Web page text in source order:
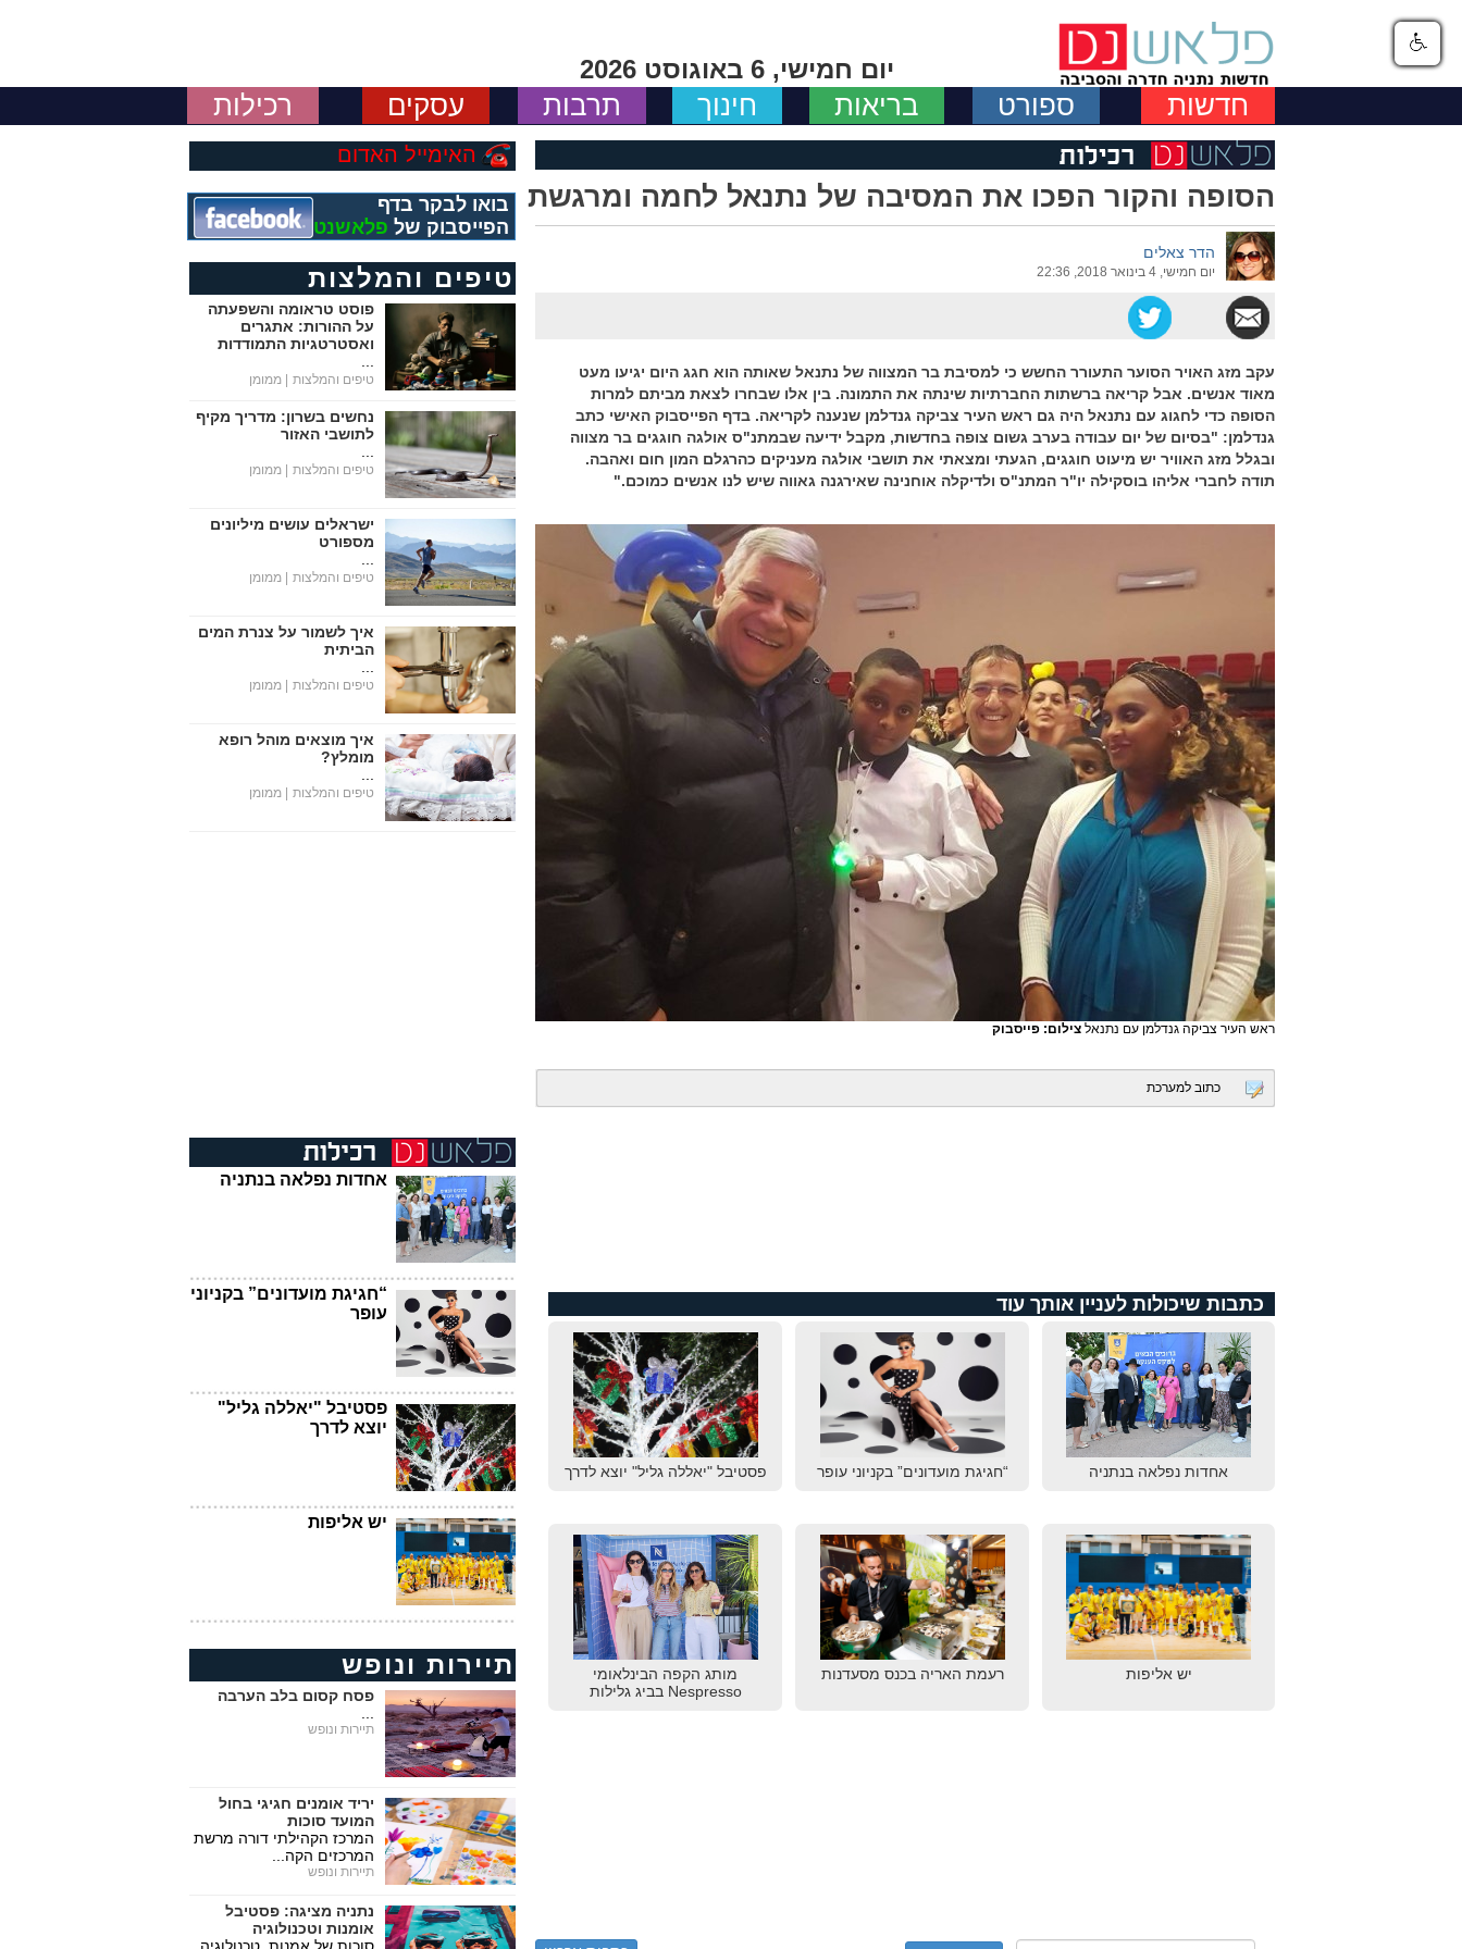
יום חמישי, 6 באוגוסט 2026
חדשות ספורט בריאות חינוך תרבות עסקים רכילות
הסופה והקור הפכו את המסיבה של נתנאל לחמה ומרגשת
הדר צאלים
יום חמישי, 4 בינואר 2018, 22:36
עקב מזג האויר הסוער התעורר החשש כי למסיבת בר המצווה של נתנאל שאותה הוא חגג היום יגיעו מעט
מאוד אנשים. אבל קריאה ברשתות החברתיות שינתה את התמונה. בין אלו שבחרו לצאת מביתם למרות
הסופה כדי לחגוג עם נתנאל היה גם ראש העיר צביקה גנדלמן שנענה לקריאה. בדף הפייסבוק האישי כתב
גנדלמן: "בסיום של יום עבודה בערב גשום צופה בחדשות, מקבל ידיעה שבמתנ"ס אולגה חוגגים בר מצווה
ובגלל מזג האוויר יש מיעוט חוגגים, הגעתי ומצאתי את תושבי אולגה מעניקים כהרגלם המון חום ואהבה.
תודה לחברי אליהו בוסקילה יו"ר המתנ"ס ולדיקלה אוחנינה שאירגנה גאווה שיש לנו אנשים כמוכם."
ראש העיר צביקה גנדלמן עם נתנאל צילום: פייסבוק
כתוב למערכת
כתבות שיכולות לעניין אותך עוד
אחדות נפלאה בנתניה “חגיגת מועדונים” בקניוני עופר פסטיבל "יאללה גליל" יוצא לדרך
יש אליפות רעמת האריה בכנס מסעדנות
מותג הקפה הבינלאומי
Nespresso בביג גלילות
האימייל האדום
בואו לבקר בדף
הפייסבוק של פלאשנט
טיפים והמלצות
פוסט טראומה והשפעתה
על ההורות: אתגרים
ואסטרטגיות התמודדות
טיפים והמלצות | ממומן
נחשים בשרון: מדריך מקיף
לתושבי האזור
טיפים והמלצות | ממומן
ישראלים עושים מיליונים
מספורט
טיפים והמלצות | ממומן
איך לשמור על צנרת המים
הביתית
טיפים והמלצות | ממומן
איך מוצאים מוהל רופא
מומלץ?
טיפים והמלצות | ממומן
אחדות נפלאה בנתניה
“חגיגת מועדונים” בקניוני
עופר
פסטיבל "יאללה גליל"
יוצא לדרך
יש אליפות
תיירות ונופש
פסח קסום בלב הערבה
תיירות ונופש
יריד אומנים חגיגי בחול
המועד סוכות
המרכז הקהילתי דורה מרשת
המרכזים הקה...
תיירות ונופש
נתניה מציגה: פסטיבל
אומנות וטכנולוגיה